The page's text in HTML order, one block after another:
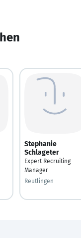
Stephanie
Schlageter
Expert Recruiting
Manager
Reutlingen